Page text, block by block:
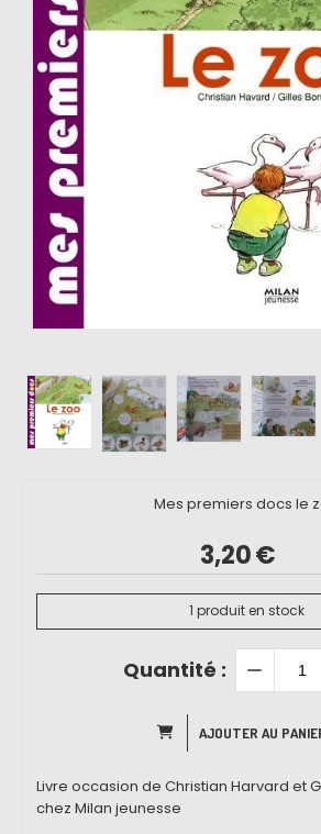
Mes premiers docs le
3,20€
1 produit en stock
Quantité :
AJOUTER AU
Livre occasion de Christian Harvard et
chez Milan jeunesse